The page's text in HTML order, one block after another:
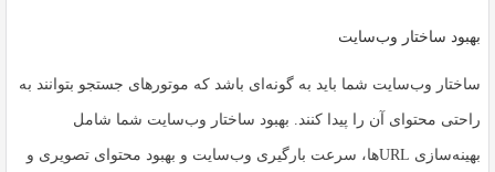
بهبود ساختار وب‌سایت
ساختار وب‌سایت شما باید به گونه‌ای باشد که موتورهای جستجو بتوانند به
راحتی محتوای آن را پیدا کنند. بهبود ساختار وب‌سایت شما شامل
بهینه‌سازی URLها، سرعت بارگیری وب‌سایت و بهبود محتوای تصویری و